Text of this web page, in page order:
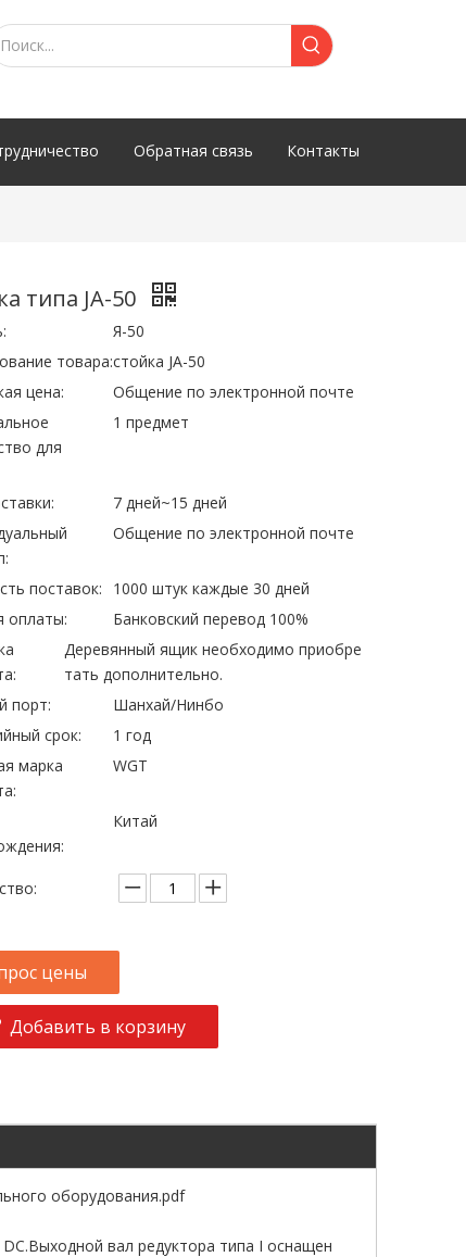
Обратная связь Контакты
типа JA-50
Я-50
товара:стойка JA-50
цена:
Общение по электронной почте
для
1 предмет
7 дней~15 дней
Общение по электронной почте
поставок:
1000 штук каждые 30 дней
оплаты:
Банковский перевод 100%
Деревянный ящик необходимо приобре
тать дополнительно.
порт:
Шанхай/Нинбо
срок:
1 год
марка
WGT
Китай
цены
Добавить в корзину
оборудования.pdf
вал редуктора типа I оснащен